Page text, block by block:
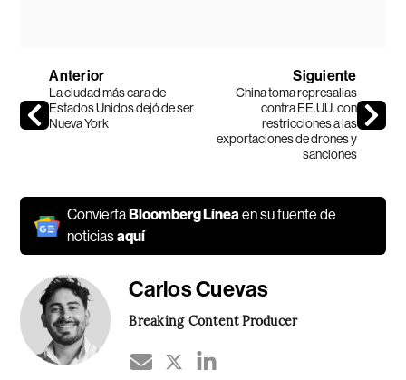
Anterior
La ciudad más cara de
Estados Unidos dejó de ser
Nueva York
Siguiente
China toma represalias
contra EE.UU. con
restricciones a las
exportaciones de drones y
sanciones
Convierta Bloomberg Líneaen su fuente de
noticiasaquí
Carlos Cuevas
Breaking Content Producer